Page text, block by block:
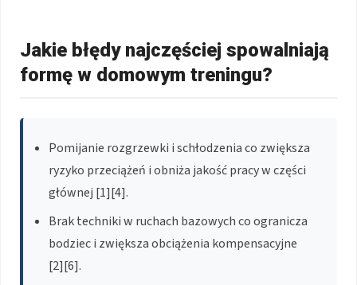
Jakie błędy najczęściej spowalniają
formę w domowym treningu?
Pomijanie rozgrzewki i schłodzenia co zwiększa
ryzyko przeciążeń i obniża jakość pracy w części
głównej [1][4].
Brak techniki w ruchach bazowych co ogranicza
bodziec i zwiększa obciążenia kompensacyjne
[2][6].